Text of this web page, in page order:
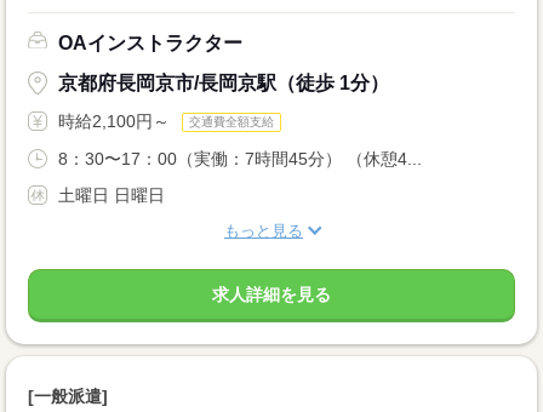
OAインストラクター
京都府長岡京市/長岡京駅（徒歩 1分）
時給2,100円～ 交通費全額支給
8：30〜17：00（実働：7時間45分） （休憩4...
土曜日 日曜日
もっと見る
求人詳細を見る
[一般派遣]